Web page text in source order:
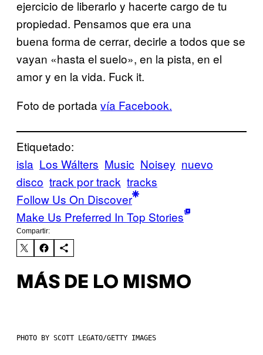
ejercicio de liberarlo y hacerte cargo de tu
propiedad. Pensamos que era una
buena forma de cerrar, decirle a todos que se
vayan «hasta el suelo», en la pista, en el
amor y en la vida. Fuck it.
Foto de portada vía Facebook.
Etiquetado:
isla Los Wálters Music Noisey nuevo
disco track por track tracks
Follow Us On Discover
Make Us Preferred In Top Stories
Compartir:
MÁS DE LO MISMO
PHOTO BY SCOTT LEGATO/GETTY IMAGES